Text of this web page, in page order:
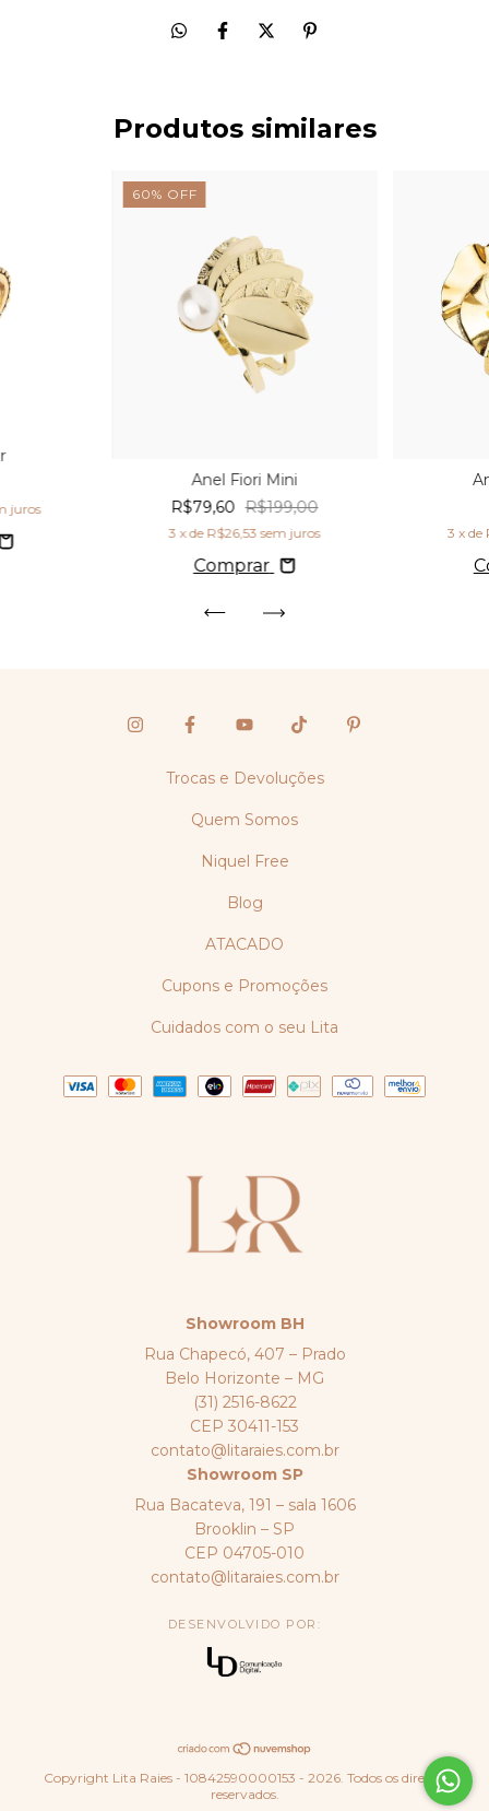
Produtos similares
juros
60% OFF
Anel Fiori Mini
R$79,60 R$199,00
3 x de R$26,53 sem juros
Comprar
3 x de
Trocas e Devoluções
Quem Somos
Niquel Free
Blog
ATACADO
Cupons e Promoções
Cuidados com o seu Lita
Showroom BH
Rua Chapecó, 407 – Prado
Belo Horizonte – MG
(31) 2516-8622
CEP 30411-153
contato@litaraies.com.br
Showroom SP
Rua Bacateva, 191 – sala 1606
Brooklin – SP
CEP 04705-010
contato@litaraies.com.br
DESENVOLVIDO POR:
Copyright Lita Raies - 10842590000153 - 2026. Todos os direitos
reservados.